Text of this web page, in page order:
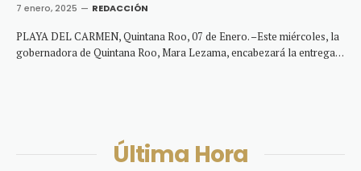
7 enero, 2025 REDACCIÓN
PLAYA DEL CARMEN, Quintana Roo, 07 de Enero. –Este miércoles, la
gobernadora de Quintana Roo, Mara Lezama, encabezará la entrega…
Última Hora